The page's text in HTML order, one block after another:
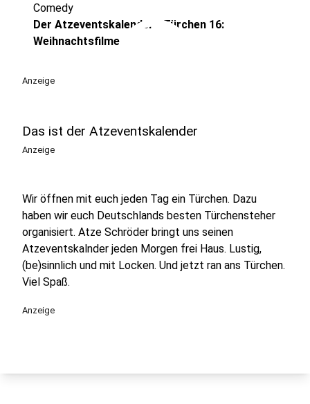
play_circle
Comedy
Der Atzeventskalender - Türchen 16:
Weihnachtsfilme
Anzeige
Das ist der Atzeventskalender
Anzeige
Wir öffnen mit euch jeden Tag ein Türchen. Dazu
haben wir euch Deutschlands besten Türchensteher
organisiert. Atze Schröder bringt uns seinen
Atzeventskalnder jeden Morgen frei Haus. Lustig,
(be)sinnlich und mit Locken. Und jetzt ran ans Türchen.
Viel Spaß.
Anzeige